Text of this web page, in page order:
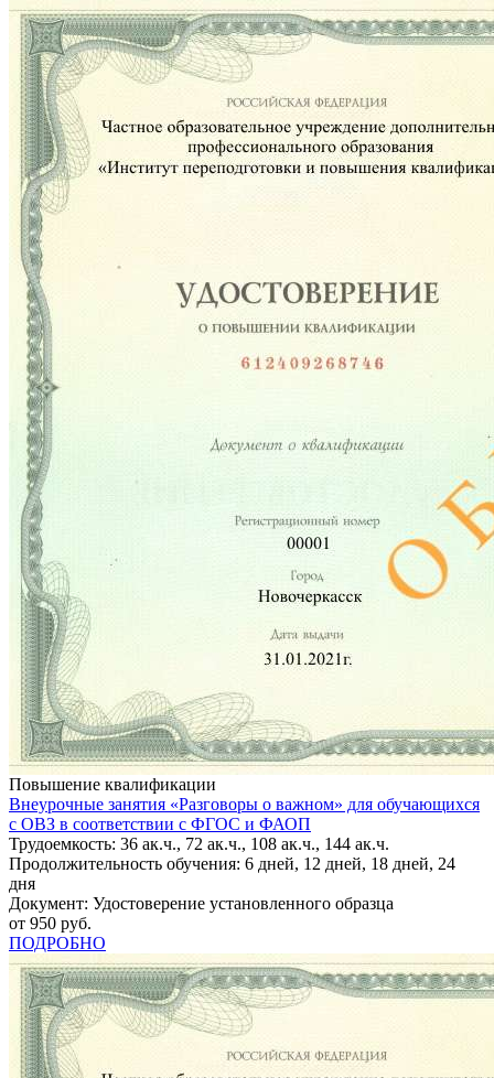
Повышение квалификации
Внеурочные занятия «Разговоры о важном» для обучающихся
с ОВЗ в соответствии с ФГОС и ФАОП
Трудоемкость: 36 ак.ч., 72 ак.ч., 108 ак.ч., 144 ак.ч.
Продолжительность обучения: 6 дней, 12 дней, 18 дней, 24
дня
Документ: Удостоверение установленного образца
от 950 руб.
ПОДРОБНО